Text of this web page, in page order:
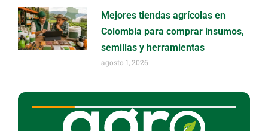
Mejores tiendas agrícolas en
Colombia para comprar insumos,
semillas y herramientas
agosto 1, 2026